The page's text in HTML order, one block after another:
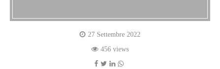
27 Settembre 2022
456 views